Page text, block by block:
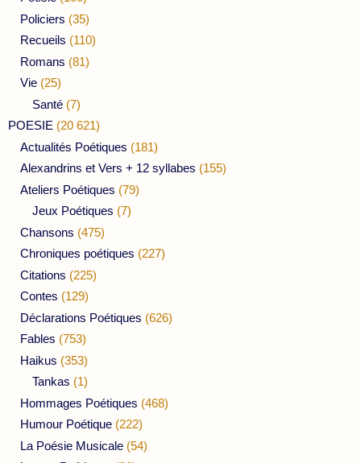
Policiers (35)
Recueils (110)
Romans (81)
Vie (25)
Santé (7)
POESIE (20 621)
Actualités Poétiques (181)
Alexandrins et Vers + 12 syllabes (155)
Ateliers Poétiques (79)
Jeux Poétiques (7)
Chansons (475)
Chroniques poétiques (227)
Citations (225)
Contes (129)
Déclarations Poétiques (626)
Fables (753)
Haikus (353)
Tankas (1)
Hommages Poétiques (468)
Humour Poétique (222)
La Poésie Musicale (54)